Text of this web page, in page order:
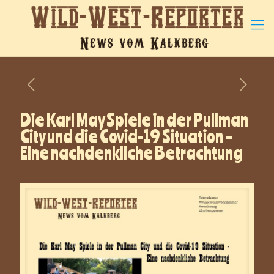
Die Karl May Spiele in der Pullman
City und die Covid-19 Situation –
Eine nachdenkliche Betrachtung